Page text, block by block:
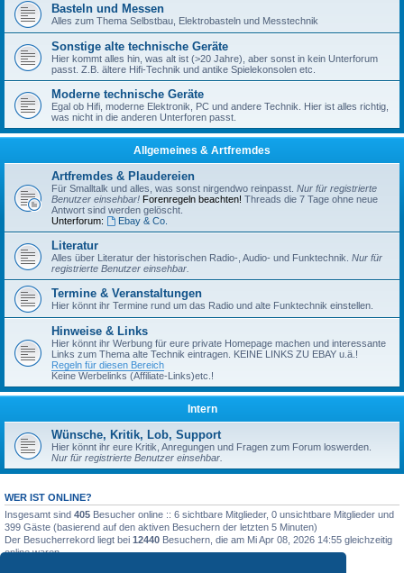
Basteln und Messen
Alles zum Thema Selbstbau, Elektrobasteln und Messtechnik
Sonstige alte technische Geräte
Hier kommt alles hin, was alt ist (>20 Jahre), aber sonst in kein Unterforum
passt. Z.B. ältere Hifi-Technik und antike Spielekonsolen etc.
Moderne technische Geräte
Egal ob Hifi, moderne Elektronik, PC und andere Technik. Hier ist alles richtig,
was nicht in die anderen Unterforen passt.
Allgemeines & Artfremdes
Artfremdes & Plaudereien
Für Smalltalk und alles, was sonst nirgendwo reinpasst. Nur für registrierte
Benutzer einsehbar! Forenregeln beachten! Threads die 7 Tage ohne neue
Antwort sind werden gelöscht.
Unterforum:
Ebay & Co.
Literatur
Alles über Literatur der historischen Radio-, Audio- und Funktechnik. Nur für
registrierte Benutzer einsehbar.
Termine & Veranstaltungen
Hier könnt ihr Termine rund um das Radio und alte Funktechnik einstellen.
Hinweise & Links
Hier könnt ihr Werbung für eure private Homepage machen und interessante
Links zum Thema alte Technik eintragen. KEINE LINKS ZU EBAY u.ä.!
Regeln für diesen Bereich
Keine Werbelinks (Affiliate-Links)etc.!
Intern
Wünsche, Kritik, Lob, Support
Hier könnt ihr eure Kritik, Anregungen und Fragen zum Forum loswerden.
Nur für registrierte Benutzer einsehbar.
WER IST ONLINE?
Insgesamt sind 405 Besucher online :: 6 sichtbare Mitglieder, 0 unsichtbare Mitglieder und
399 Gäste (basierend auf den aktiven Besuchern der letzten 5 Minuten)
Der Besucherrekord liegt bei 12440 Besuchern, die am Mi Apr 08, 2026 14:55 gleichzeitig
online waren.